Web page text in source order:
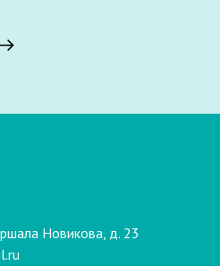
Новикова, д. 23